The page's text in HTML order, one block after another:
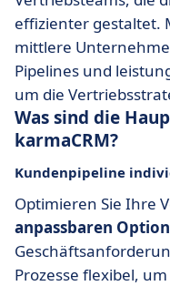
effizienter gestaltet.
mittlere
Pipelines und
um die
Was sind die
karmaCRM?
Kundenpipeline
Optimieren Sie Ihre
anpassbaren
Prozesse flexibel,